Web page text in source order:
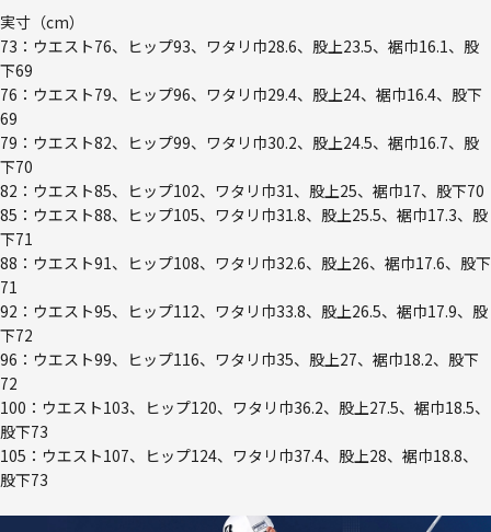
実寸（cm）
73：ウエスト76、ヒップ93、ワタリ巾28.6、股上23.5、裾巾16.1、股
下69
76：ウエスト79、ヒップ96、ワタリ巾29.4、股上24、裾巾16.4、股下
69
79：ウエスト82、ヒップ99、ワタリ巾30.2、股上24.5、裾巾16.7、股
下70
82：ウエスト85、ヒップ102、ワタリ巾31、股上25、裾巾17、股下70
85：ウエスト88、ヒップ105、ワタリ巾31.8、股上25.5、裾巾17.3、股
下71
88：ウエスト91、ヒップ108、ワタリ巾32.6、股上26、裾巾17.6、股下
71
92：ウエスト95、ヒップ112、ワタリ巾33.8、股上26.5、裾巾17.9、股
下72
96：ウエスト99、ヒップ116、ワタリ巾35、股上27、裾巾18.2、股下
72
100：ウエスト103、ヒップ120、ワタリ巾36.2、股上27.5、裾巾18.5、
股下73
105：ウエスト107、ヒップ124、ワタリ巾37.4、股上28、裾巾18.8、
股下73